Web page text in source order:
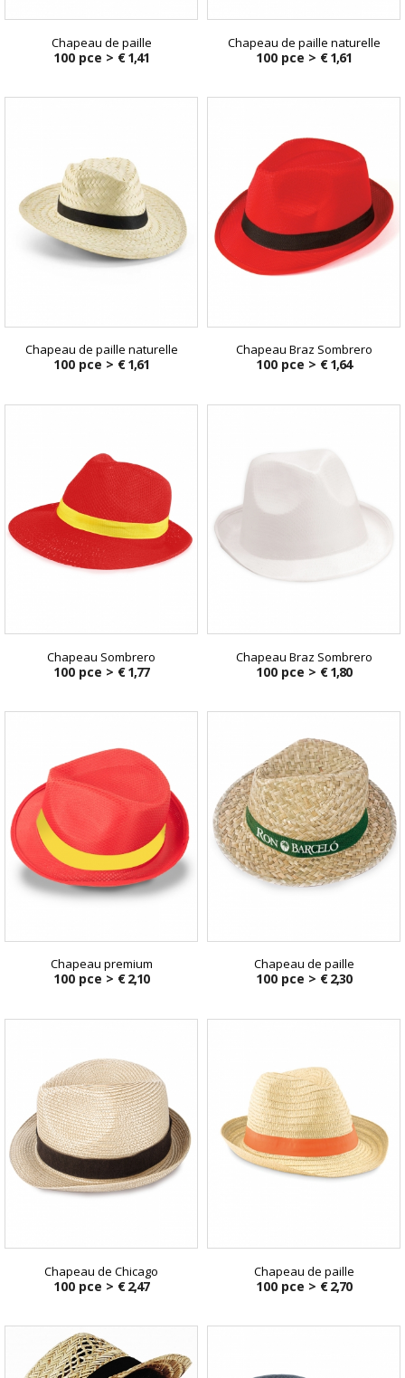
Chapeau de paille
100 pce > € 1,41
Chapeau de paille naturelle
100 pce > € 1,61
Chapeau de paille naturelle
100 pce > € 1,61
Chapeau Braz Sombrero
100 pce > € 1,64
Chapeau Sombrero
100 pce > € 1,77
Chapeau Braz Sombrero
100 pce > € 1,80
Chapeau premium
100 pce > € 2,10
Chapeau de paille
100 pce > € 2,30
Chapeau de Chicago
100 pce > € 2,47
Chapeau de paille
100 pce > € 2,70